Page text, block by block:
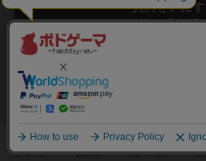
人のせいに
Hitono Seini
3～5人
責任をなすりつけろ！
「お前がやったんだろ！！」 やった覚